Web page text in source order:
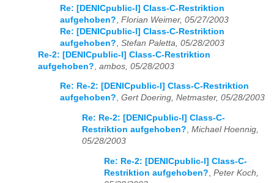
Re: [DENICpublic-l] Class-C-Restriktion
aufgehoben? Florian Weimer, 05/27/2003
Re: [DENICpublic-l] Class-C-Restriktion
aufgehoben? Stefan Paletta, 05/28/2003
Re-2: [DENICpublic-l] Class-C-Restriktion
aufgehoben? ambos, 05/28/2003
Re: Re-2: [DENICpublic-l] Class-C-Restriktion
aufgehoben?, Gert Doering, Netmaster, 05/28/2003
Re: Re-2: [DENICpublic-l] Class-C-
Restriktion aufgehoben? Michael Hoennig,
05/28/2003
Re: Re-2: [DENICpublic-l] Class-C-
Restriktion aufgehoben? Peter Koch,